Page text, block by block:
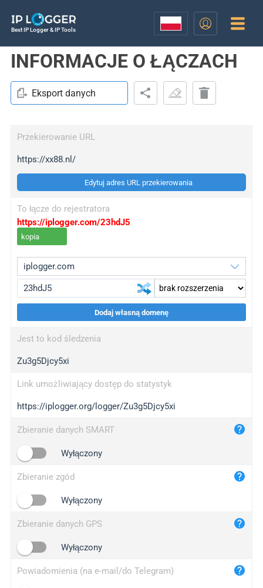
Best IP Logger & IP Tools
INFORMACJE O ŁĄCZACH
Eksport danych
Przekierowanie URL
https://xx88.nl/
Edytuj adres URL przekierowania
To łącze do rejestratora
https://iplogger.com/23hdJ5
kopia
wl.gl
ed.tc
iplogger.com
maper.info
2no.co
yip.su
iplogger.info
Dodaj własną domenę
Jest to kod śledzenia
Zu3g5Djcy5xi
Link umożliwiający dostęp do statystyk
https://iplogger.org/logger/Zu3g5Djcy5xi
Zbieranie danych SMART
Wyłączony
Zbieranie zgód
Wyłączony
Zbieranie danych GPS
Wyłączony
Powiadomienia (na e-mail/do Telegram)